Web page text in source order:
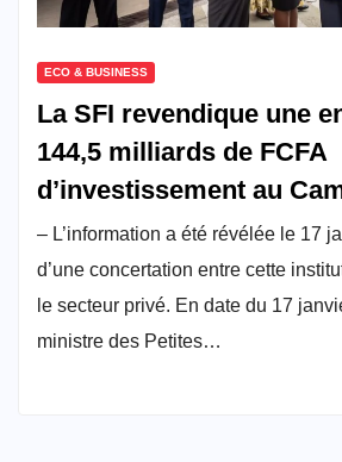
ECO & BUSINESS
La SFI revendique une
144,5 milliards de FCFA
d’investissement au
– L’information a été révélée le 17
d’une concertation entre cette
le secteur privé. En date du 17
ministre des Petites…